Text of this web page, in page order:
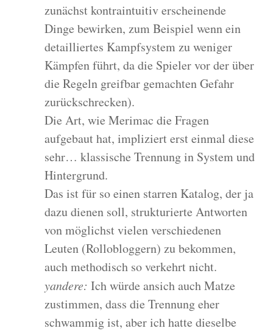
zunächst kontraintuitiv erscheinende
Dinge bewirken, zum Beispiel wenn ein
detailliertes Kampfsystem zu weniger
Kämpfen führt, da die Spieler vor der über
die Regeln greifbar gemachten Gefahr
zurückschrecken).
Die Art, wie Merimac die Fragen
aufgebaut hat, impliziert erst einmal diese
sehr… klassische Trennung in System und
Hintergrund.
Das ist für so einen starren Katalog, der ja
dazu dienen soll, strukturierte Antworten
von möglichst vielen verschiedenen
Leuten (Rollobloggern) zu bekommen,
auch methodisch so verkehrt nicht.
yandere: Ich würde ansich auch Matze
zustimmen, dass die Trennung eher
schwammig ist, aber ich hatte dieselbe